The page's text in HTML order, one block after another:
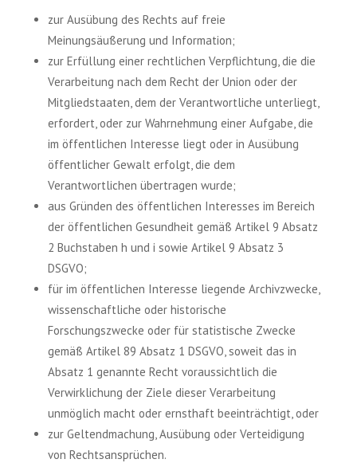
zur Ausübung des Rechts auf freie
Meinungsäußerung und Information;
zur Erfüllung einer rechtlichen Verpflichtung, die die
Verarbeitung nach dem Recht der Union oder der
Mitgliedstaaten, dem der Verantwortliche unterliegt,
erfordert, oder zur Wahrnehmung einer Aufgabe, die
im öffentlichen Interesse liegt oder in Ausübung
öffentlicher Gewalt erfolgt, die dem
Verantwortlichen übertragen wurde;
aus Gründen des öffentlichen Interesses im Bereich
der öffentlichen Gesundheit gemäß Artikel 9 Absatz
2 Buchstaben h und i sowie Artikel 9 Absatz 3
DSGVO;
für im öffentlichen Interesse liegende Archivzwecke,
wissenschaftliche oder historische
Forschungszwecke oder für statistische Zwecke
gemäß Artikel 89 Absatz 1 DSGVO, soweit das in
Absatz 1 genannte Recht voraussichtlich die
Verwirklichung der Ziele dieser Verarbeitung
unmöglich macht oder ernsthaft beeinträchtigt, oder
zur Geltendmachung, Ausübung oder Verteidigung
von Rechtsansprüchen.